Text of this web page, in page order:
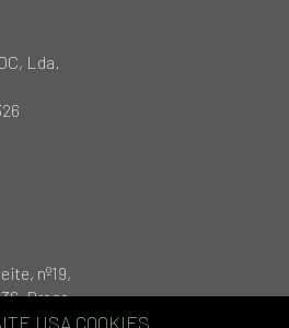
Lda.
nº19,
Braga
USA COOKIES